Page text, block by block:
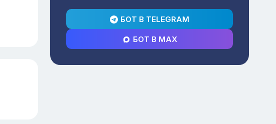
БОТ В TELEGRAM
БОТ В MAX